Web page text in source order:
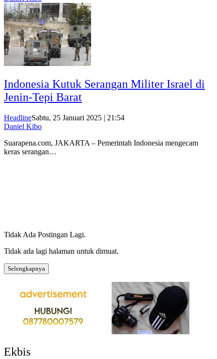
Indonesia Kutuk Serangan Militer Israel di
Jenin-Tepi Barat
HeadlineSabtu, 25 Januari 2025 | 21:54
Daniel Kibo
Suarapena.com, JAKARTA – Pemerintah Indonesia mengecam
keras serangan…
Tidak Ada Postingan Lagi.
Tidak ada lagi halaman untuk dimuat.
Selengkapnya
Ekbis